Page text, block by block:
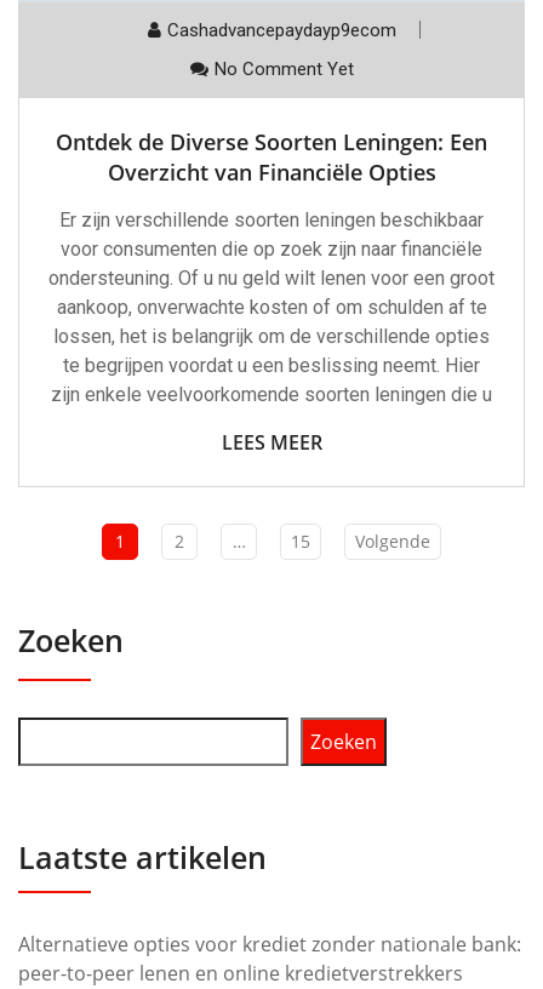
Cashadvancepaydayp9ecom
No Comment Yet
Ontdek de Diverse Soorten Leningen: Een
Overzicht van Financiële Opties
Er zijn verschillende soorten leningen beschikbaar
voor consumenten die op zoek zijn naar financiële
ondersteuning. Of u nu geld wilt lenen voor een groot
aankoop, onverwachte kosten of om schulden af te
lossen, het is belangrijk om de verschillende opties
te begrijpen voordat u een beslissing neemt. Hier
zijn enkele veelvoorkomende soorten leningen die u
LEES MEER
1 2 … 15 Volgende
Zoeken
Zoeken
Laatste artikelen
Alternatieve opties voor krediet zonder nationale bank:
peer-to-peer lenen en online kredietverstrekkers